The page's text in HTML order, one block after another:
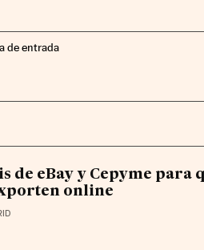
de entrada
de eBay y Cepyme para
online